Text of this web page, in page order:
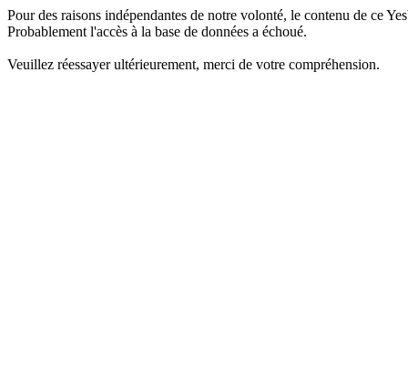
Pour des raisons indépendantes de notre volonté, le contenu de ce
Probablement l'accès à la base de données a échoué.
Veuillez réessayer ultérieurement, merci de votre compréhension.